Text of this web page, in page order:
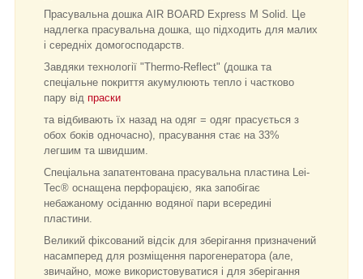
Прасувальна дошка AIR BOARD Express M Solid. Це
надлегка прасувальна дошка, що підходить для малих
і середніх домогосподарств.
Завдяки технології "Thermo-Reflect" (дошка та
спеціальне покриття акумулюють тепло і частково
пару від праски
та відбивають їх назад на одяг = одяг прасується з
обох боків одночасно), прасування стає на 33%
легшим та швидшим.
Спеціальна запатентована прасувальна пластина Lei-
Tec® оснащена перфорацією, яка запобігає
небажаному осіданню водяної пари всередині
пластини.
Великий фіксований відсік для зберігання призначений
насамперед для розміщення парогенератора (але,
звичайно, може використовуватися і для зберігання